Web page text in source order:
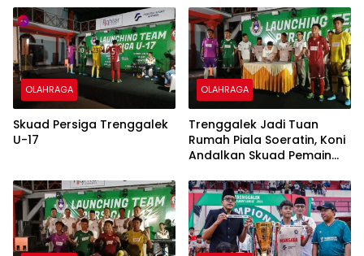
OLAHRAGA
Skuad Persiga Trenggalek
U-17
OLAHRAGA
Trenggalek Jadi Tuan
Rumah Piala Soeratin, Koni
Andalkan Skuad Pemain